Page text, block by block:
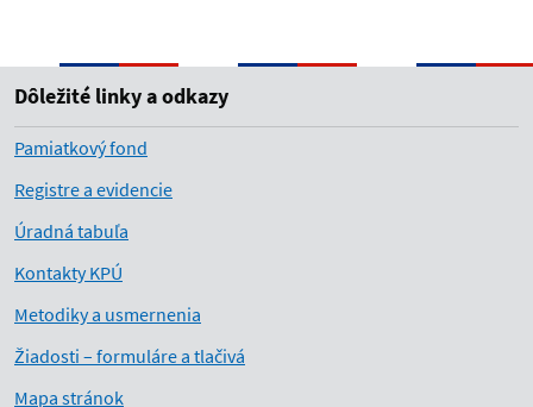
Dôležité linky a odkazy
Pamiatkový fond
Registre a evidencie
Úradná tabuľa
Kontakty KPÚ
Metodiky a usmernenia
Žiadosti – formuláre a tlačivá
Mapa stránok